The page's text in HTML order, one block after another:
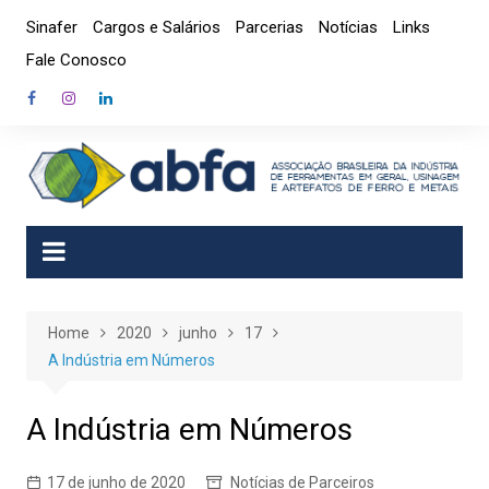
content
Sinafer Cargos e Salários Parcerias Notícias
Links
Fale Conosco
Home 2020 junho
17
A Indústria em Números
A Indústria em Números
17 de junho de 2020 Notícias de Parceiros